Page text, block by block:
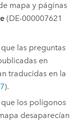
mapa y páginas
(DE-000007621
las preguntas
en
traducidas en la
).
los polígonos
desaparecían